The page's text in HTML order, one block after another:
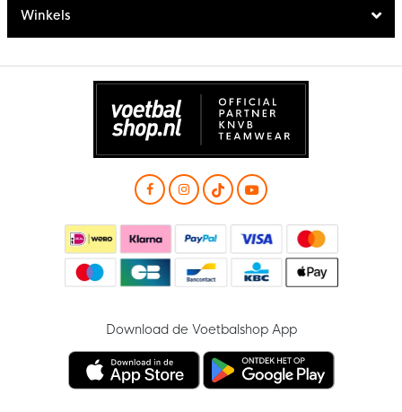
Winkels
Download de Voetbalshop App